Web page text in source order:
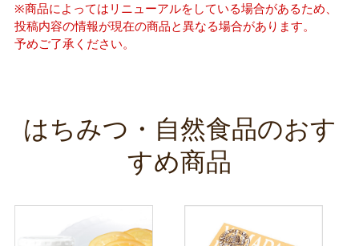
※商品によってはリニューアルをしている場合があるため、
投稿内容の情報が現在の商品と異なる場合があります。
予めご了承ください。
はちみつ・自然食品のおす
すめ商品